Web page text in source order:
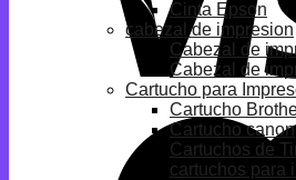
Cinta Epson
cabezal de impresion
Cabezal de
Cabezal de
Cartucho para
Cartucho
Cartucho canon
Cartuchos de
cartuchos para